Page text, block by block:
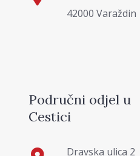
42000 Varaždin
Područni odjel u
Cestici
Dravska ulica 2